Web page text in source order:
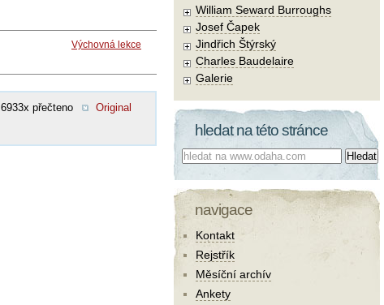
Výchovná lekce
6933x přečteno
Original
William Seward Burroughs
Josef Čapek
Jindřich Štýrský
Charles Baudelaire
Galerie
hledat na této stránce
Co hledat:
navigace
Kontakt
Rejstřík
Měsíční archív
Ankety